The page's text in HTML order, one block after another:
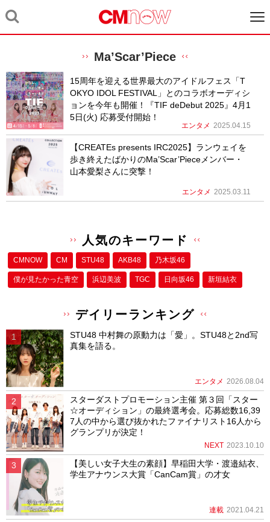
Ma’Scar’Piece
15周年を迎える世界最大のアイドルフェス「T
OKYO IDOL FESTIVAL」とのコラボオーディシ
ョンを今年も開催！『TIF deDebut 2025』4月1
5日(火) 応募受付開始！
エンタメ 2025.04.15
【CREATEs presents IRC2025】ランウェイを
歩き終えたばかりのMa’Scar’Pieceメンバー・
山本愛梨さんに突撃！
エンタメ 2025.03.11
人気のキーワード
CMNOW CM STU48 AKB48 乃木坂46
僕が⾒たかった⻘空 浜辺美波 TGC 日向坂46 新垣結衣
デイリーランキング
STU48 中村舞の原動力は「愛」。STU48と2nd写
真集を語る。
エンタメ 2026.08.04
スターダストプロモーション主催 第３回「スター
☆オーディション」の最終選考会。応募総数16,39
7人の中から選び抜かれたファイナリスト16人から
グランプリが決定！
NEXT 2023.10.10
【美しい女子大生の素顔】早稲田大学・渡邉結衣、
学生アナウンス大賞「CanCam賞」の才女
連載 2021.04.21